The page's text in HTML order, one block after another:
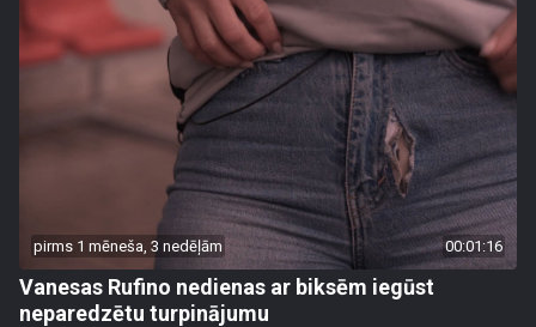
pirms 1 mēneša, 3 nedēļām 00:01:16
Vanesas Rufino nedienas ar biksēm iegūst
neparedzētu turpinājumu